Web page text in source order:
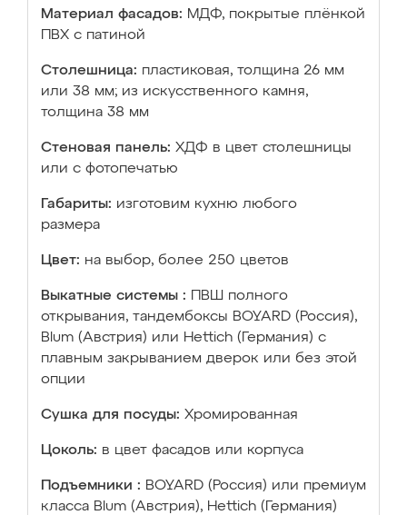
Материал фасадов: МДФ, покрытые плёнкой
ПВХ с патиной
Столешница: пластиковая, толщина 26 мм
или 38 мм; из искусственного камня,
толщина 38 мм
Стеновая панель: ХДФ в цвет столешницы
или с фотопечатью
Габариты: изготовим кухню любого
размера
Цвет: на выбор, более 250 цветов
Выкатные системы :
ПВШ полного
открывания, тандембоксы BOYARD (Россия),
Blum (Австрия) или Hettich (Германия) с
плавным закрыванием дверок или без этой
опции
Сушка для посуды: Хромированная
Цоколь: в цвет фасадов или корпуса
Подъемники : BOYARD (Россия) или премиум
класса Blum (Австрия), Hettich (Германия)